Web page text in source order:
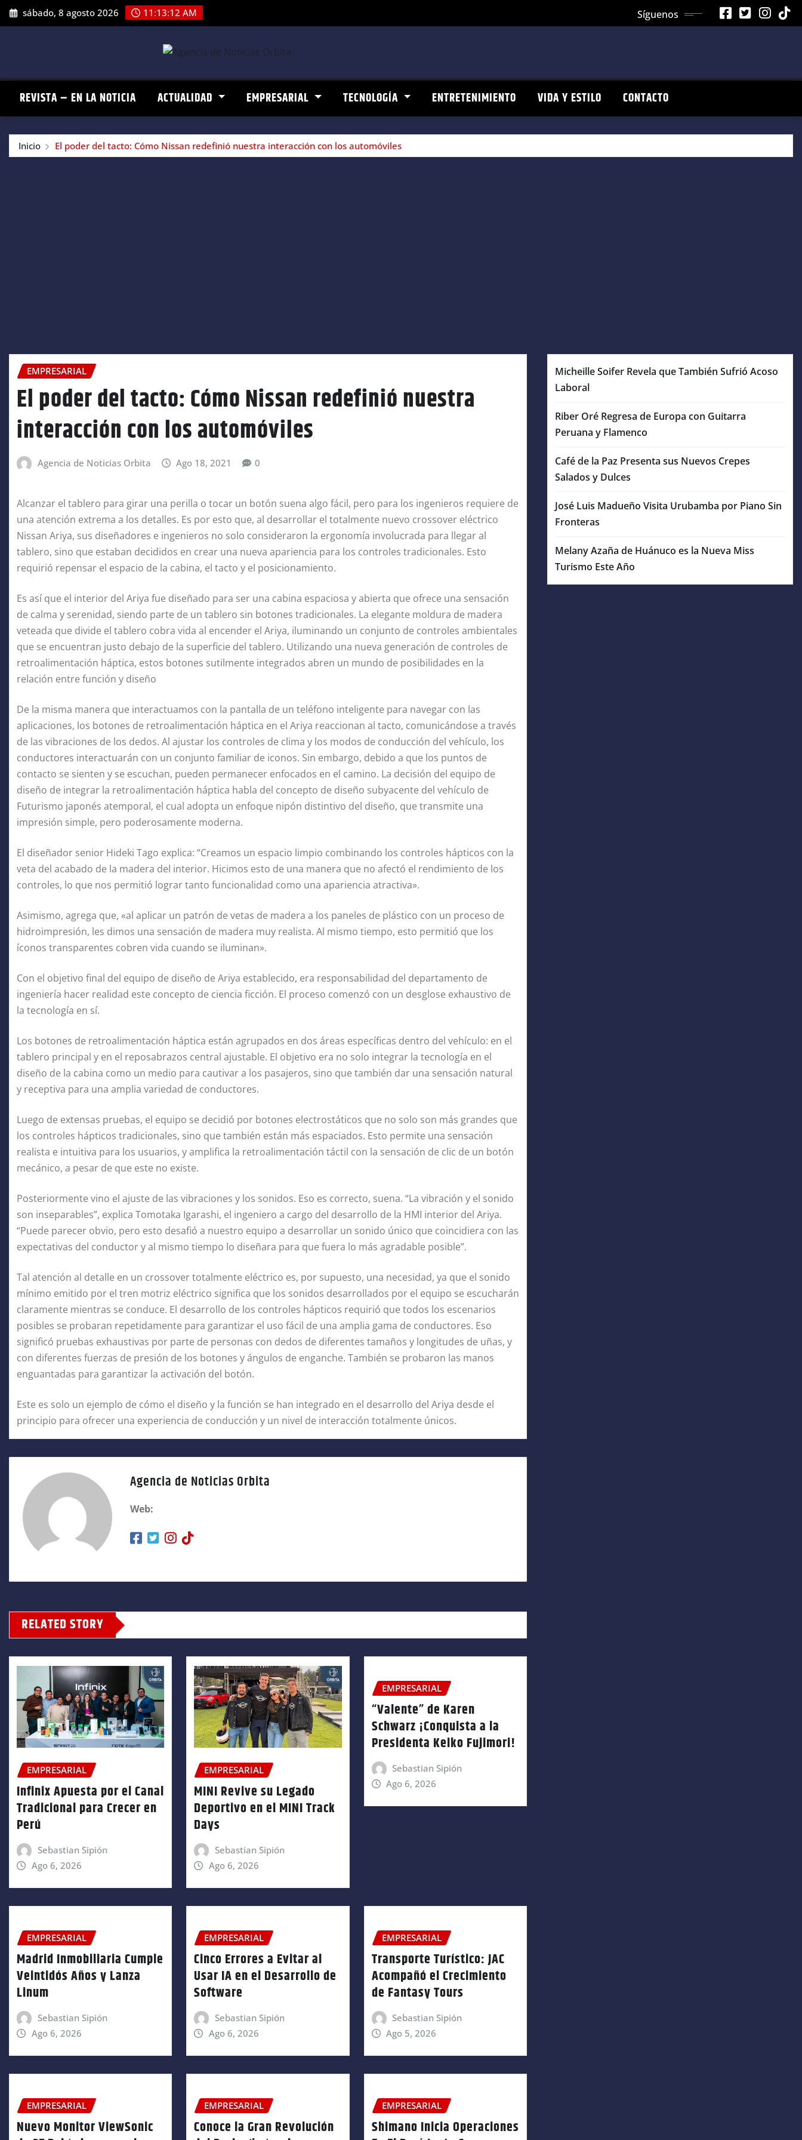
Saltar
al
sábado, 8 agosto 2026 11:13:13 AM Síguenos
REVISTA – EN LA NOTICIA ACTUALIDAD EMPRESARIAL TECNOLOGÍA ENTRETENIMIENTO VIDA Y ESTILO CONTACTO
Inicio El poder del tacto: Cómo Nissan redefinió nuestra interacción con los automóviles
EMPRESARIAL
El poder del tacto: Cómo Nissan redefinió nuestra
interacción con los automóviles
Agencia de Noticias Orbita Ago 18, 2021 0
Alcanzar el tablero para girar una perilla o tocar un botón suena algo fácil, pero para los ingenieros requiere de
una atención extrema a los detalles. Es por esto que, al desarrollar el totalmente nuevo crossover eléctrico
Nissan Ariya, sus diseñadores e ingenieros no solo consideraron la ergonomía involucrada para llegar al
tablero, sino que estaban decididos en crear una nueva apariencia para los controles tradicionales. Esto
requirió repensar el espacio de la cabina, el tacto y el posicionamiento.
Es así que el interior del Ariya fue diseñado para ser una cabina espaciosa y abierta que ofrece una sensación
de calma y serenidad, siendo parte de un tablero sin botones tradicionales. La elegante moldura de madera
veteada que divide el tablero cobra vida al encender el Ariya, iluminando un conjunto de controles ambientales
que se encuentran justo debajo de la superficie del tablero. Utilizando una nueva generación de controles de
retroalimentación háptica, estos botones sutilmente integrados abren un mundo de posibilidades en la
relación entre función y diseño
De la misma manera que interactuamos con la pantalla de un teléfono inteligente para navegar con las
aplicaciones, los botones de retroalimentación háptica en el Ariya reaccionan al tacto, comunicándose a través
de las vibraciones de los dedos. Al ajustar los controles de clima y los modos de conducción del vehículo, los
conductores interactuarán con un conjunto familiar de iconos. Sin embargo, debido a que los puntos de
contacto se sienten y se escuchan, pueden permanecer enfocados en el camino. La decisión del equipo de
diseño de integrar la retroalimentación háptica habla del concepto de diseño subyacente del vehículo de
Futurismo japonés atemporal, el cual adopta un enfoque nipón distintivo del diseño, que transmite una
impresión simple, pero poderosamente moderna.
El diseñador senior Hideki Tago explica: “Creamos un espacio limpio combinando los controles hápticos con la
veta del acabado de la madera del interior. Hicimos esto de una manera que no afectó el rendimiento de los
controles, lo que nos permitió lograr tanto funcionalidad como una apariencia atractiva».
Asimismo, agrega que, «al aplicar un patrón de vetas de madera a los paneles de plástico con un proceso de
hidroimpresión, les dimos una sensación de madera muy realista. Al mismo tiempo, esto permitió que los
íconos transparentes cobren vida cuando se iluminan».
Con el objetivo final del equipo de diseño de Ariya establecido, era responsabilidad del departamento de
ingeniería hacer realidad este concepto de ciencia ficción. El proceso comenzó con un desglose exhaustivo de
la tecnología en sí.
Los botones de retroalimentación háptica están agrupados en dos áreas específicas dentro del vehículo: en el
tablero principal y en el reposabrazos central ajustable. El objetivo era no solo integrar la tecnología en el
diseño de la cabina como un medio para cautivar a los pasajeros, sino que también dar una sensación natural
y receptiva para una amplia variedad de conductores.
Luego de extensas pruebas, el equipo se decidió por botones electrostáticos que no solo son más grandes que
los controles hápticos tradicionales, sino que también están más espaciados. Esto permite una sensación
realista e intuitiva para los usuarios, y amplifica la retroalimentación táctil con la sensación de clic de un botón
mecánico, a pesar de que este no existe.
Posteriormente vino el ajuste de las vibraciones y los sonidos. Eso es correcto, suena. “La vibración y el sonido
son inseparables”, explica Tomotaka Igarashi, el ingeniero a cargo del desarrollo de la HMI interior del Ariya.
“Puede parecer obvio, pero esto desafió a nuestro equipo a desarrollar un sonido único que coincidiera con las
expectativas del conductor y al mismo tiempo lo diseñara para que fuera lo más agradable posible”.
Tal atención al detalle en un crossover totalmente eléctrico es, por supuesto, una necesidad, ya que el sonido
mínimo emitido por el tren motriz eléctrico significa que los sonidos desarrollados por el equipo se escucharán
claramente mientras se conduce. El desarrollo de los controles hápticos requirió que todos los escenarios
posibles se probaran repetidamente para garantizar el uso fácil de una amplia gama de conductores. Eso
significó pruebas exhaustivas por parte de personas con dedos de diferentes tamaños y longitudes de uñas, y
con diferentes fuerzas de presión de los botones y ángulos de enganche. También se probaron las manos
enguantadas para garantizar la activación del botón.
Este es solo un ejemplo de cómo el diseño y la función se han integrado en el desarrollo del Ariya desde el
principio para ofrecer una experiencia de conducción y un nivel de interacción totalmente únicos.
Agencia de Noticias Orbita
Web:
RELATED STORY
EMPRESARIAL
Infinix Apuesta por el Canal
Tradicional para Crecer en
Perú
Sebastian Sipión
Ago 6, 2026
EMPRESARIAL
MINI Revive su Legado
Deportivo en el MINI Track
Days
Sebastian Sipión
Ago 6, 2026
EMPRESARIAL
“Valente” de Karen
Schwarz ¡Conquista a la
Presidenta Keiko Fujimori!
Sebastian Sipión
Ago 6, 2026
EMPRESARIAL
Madrid Inmobiliaria Cumple
Veintidós Años y Lanza
Linum
Sebastian Sipión
Ago 6, 2026
EMPRESARIAL
Cinco Errores a Evitar al
Usar IA en el Desarrollo de
Software
Sebastian Sipión
Ago 6, 2026
EMPRESARIAL
Transporte Turístico: JAC
Acompañó el Crecimiento
de Fantasy Tours
Sebastian Sipión
Ago 5, 2026
EMPRESARIAL
Nuevo Monitor ViewSonic
EMPRESARIAL
Conoce la Gran Revolución
EMPRESARIAL
Shimano Inicia Operaciones
Micheille Soifer Revela que También Sufrió Acoso
Laboral
Riber Oré Regresa de Europa con Guitarra
Peruana y Flamenco
Café de la Paz Presenta sus Nuevos Crepes
Salados y Dulces
José Luis Madueño Visita Urubamba por Piano Sin
Fronteras
Melany Azaña de Huánuco es la Nueva Miss
Turismo Este Año